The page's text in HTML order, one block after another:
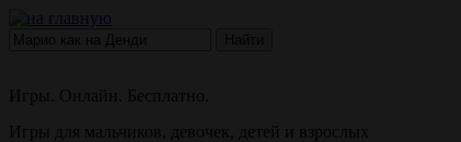
Игры. Онлайн. Бесплатно.
Игры для мальчиков, девочек, детей и взрослых